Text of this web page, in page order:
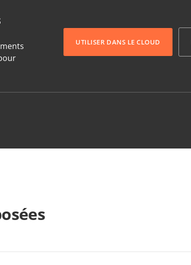
UTILISER DANS LE CLOUD